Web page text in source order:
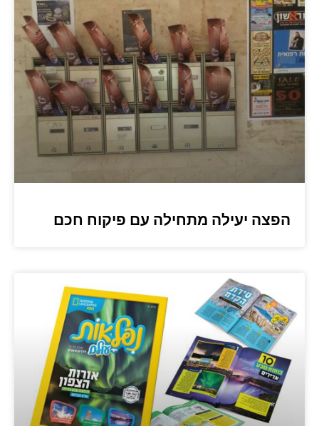
הפצה יעילה מתחילה עם פיקוח חכם